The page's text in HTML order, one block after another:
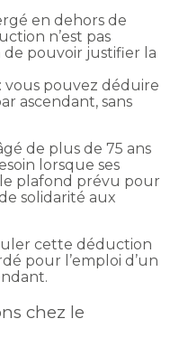
en dehors de
n’est pas
pouvoir justifier la
vous pouvez déduire
ascendant, sans
de plus de 75 ans
lorsque ses
le plafond prévu pour
solidarité aux
cette déduction
pour l’emploi d’un
chez le